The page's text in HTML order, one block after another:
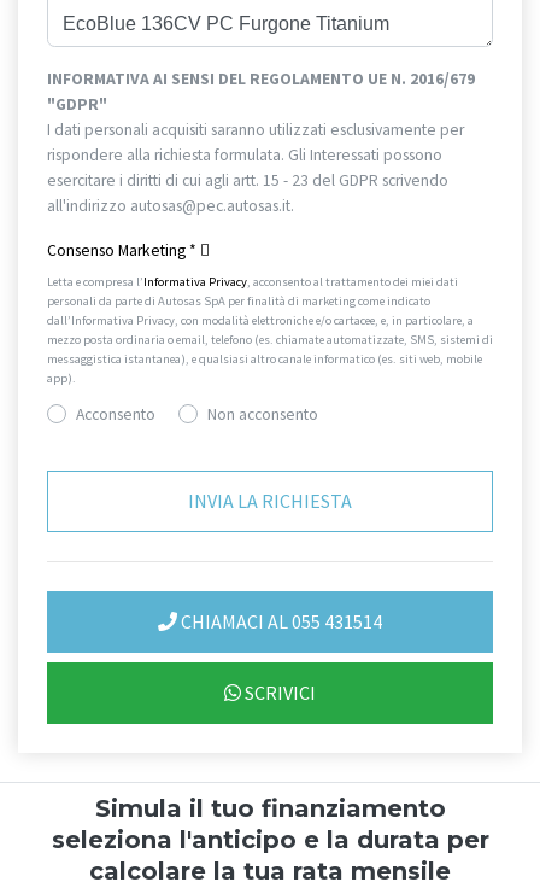
INFORMATIVA AI SENSI DEL REGOLAMENTO UE N. 2016/679
"GDPR"
I dati personali acquisiti saranno utilizzati esclusivamente per
rispondere alla richiesta formulata. Gli Interessati possono
esercitare i diritti di cui agli artt. 15 - 23 del GDPR scrivendo
all'indirizzo autosas@pec.autosas.it.
Consenso Marketing *
Letta e compresa l’Informativa Privacy, acconsento al trattamento dei miei dati
personali da parte di Autosas SpA per finalità di marketing come indicato
dall’Informativa Privacy, con modalità elettroniche e/o cartacee, e, in particolare, a
mezzo posta ordinaria o email, telefono (es. chiamate automatizzate, SMS, sistemi di
messaggistica istantanea), e qualsiasi altro canale informatico (es. siti web, mobile
app).
Acconsento Non acconsento
CHIAMACI AL 055 431514
SCRIVICI
Simula il tuo finanziamento
seleziona l'anticipo e la durata per
calcolare la tua rata mensile